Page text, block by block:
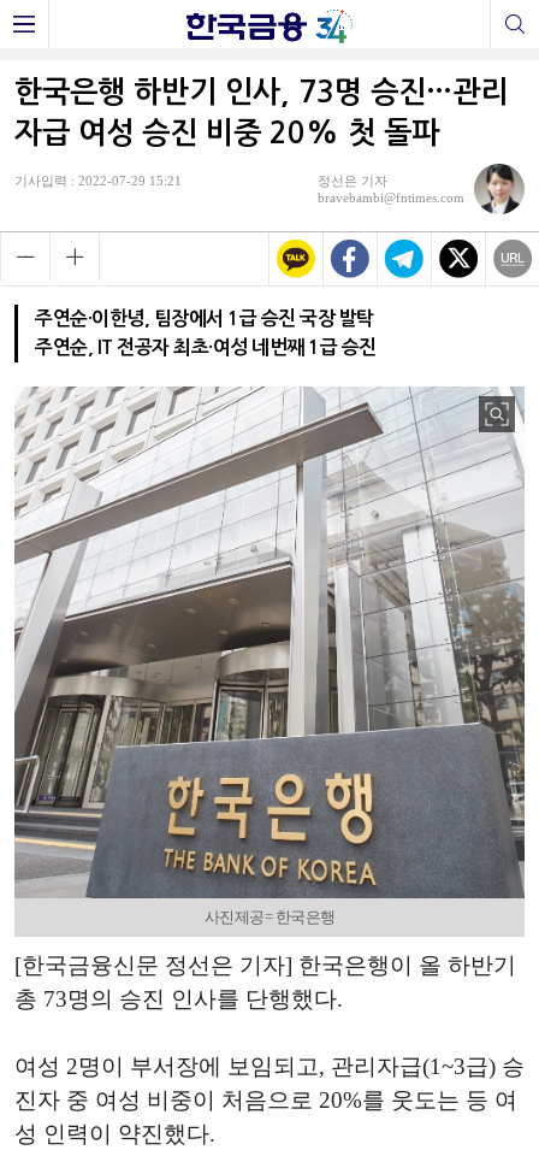
한국은행 하반기 인사, 73명 승진…관리
자급 여성 승진 비중 20% 첫 돌파
기사입력 : 2022-07-29 15:21
정선은 기자
bravebambi@fntimes.com
주연순·이한녕, 팀장에서 1급 승진 국장 발탁
주연순, IT 전공자 최초·여성 네번째 1급 승진
사진제공= 한국은행
[한국금융신문 정선은 기자] 한국은행이 올 하반기
총 73명의 승진 인사를 단행했다.
여성 2명이 부서장에 보임되고, 관리자급(1~3급) 승
진자 중 여성 비중이 처음으로 20%를 웃도는 등 여
성 인력이 약진했다.